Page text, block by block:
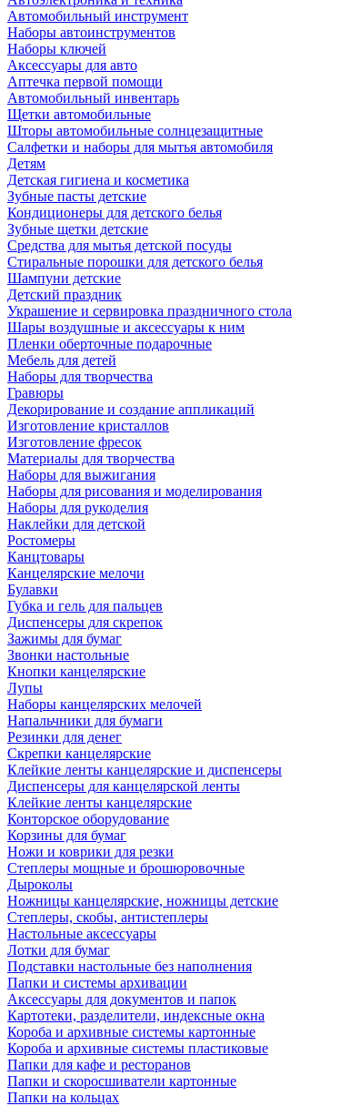
Автомобильный инструмент
Наборы автоинструментов
Наборы ключей
Аксессуары для авто
Аптечка первой помощи
Автомобильный инвентарь
Щетки автомобильные
Шторы автомобильные солнцезащитные
Салфетки и наборы для мытья автомобиля
Детям
Детская гигиена и косметика
Зубные пасты детские
Кондиционеры для детского белья
Зубные щетки детские
Средства для мытья детской посуды
Стиральные порошки для детского белья
Шампуни детские
Детский праздник
Украшение и сервировка праздничного стола
Шары воздушные и аксессуары к ним
Пленки оберточные подарочные
Мебель для детей
Наборы для творчества
Гравюры
Декорирование и создание аппликаций
Изготовление кристаллов
Изготовление фресок
Материалы для творчества
Наборы для выжигания
Наборы для рисования и моделирования
Наборы для рукоделия
Наклейки для детской
Ростомеры
Канцтовары
Канцелярские мелочи
Булавки
Губка и гель для пальцев
Диспенсеры для скрепок
Зажимы для бумаг
Звонки настольные
Кнопки канцелярские
Лупы
Наборы канцелярских мелочей
Напальчники для бумаги
Резинки для денег
Скрепки канцелярские
Клейкие ленты канцелярские и диспенсеры
Диспенсеры для канцелярской ленты
Клейкие ленты канцелярские
Конторское оборудование
Корзины для бумаг
Ножи и коврики для резки
Степлеры мощные и брошюровочные
Дыроколы
Ножницы канцелярские, ножницы детские
Степлеры, скобы, антистеплеры
Настольные аксессуары
Лотки для бумаг
Подставки настольные без наполнения
Папки и системы архивации
Аксессуары для документов и папок
Картотеки, разделители, индексные окна
Короба и архивные системы картонные
Короба и архивные системы пластиковые
Папки для кафе и ресторанов
Папки и скоросшиватели картонные
Папки на кольцах